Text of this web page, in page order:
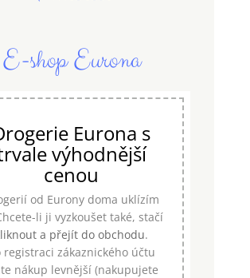
E-shop Eurona
Eurona s
výhodnější
cenou
od Eurony doma uklízím
li ji vyzkoušet také, stačí
a přejít do obchodu.
registraci zákaznického účtu
nákup levnější (nakupujete